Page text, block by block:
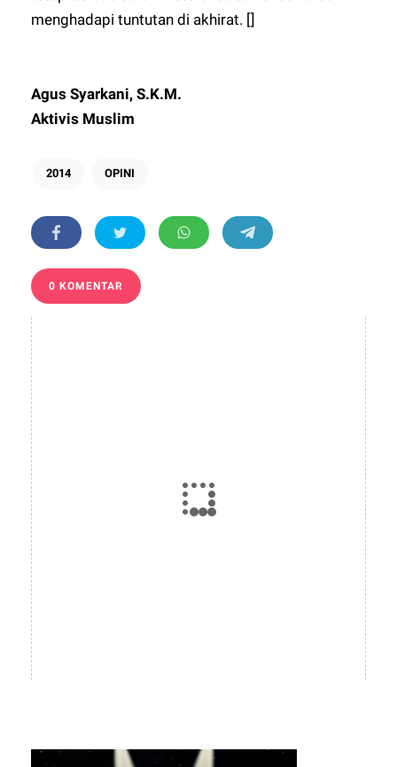
menghadapi tuntutan di akhirat. []
Agus Syarkani, S.K.M.
Aktivis Muslim
2014 OPINI
0 KOMENTAR